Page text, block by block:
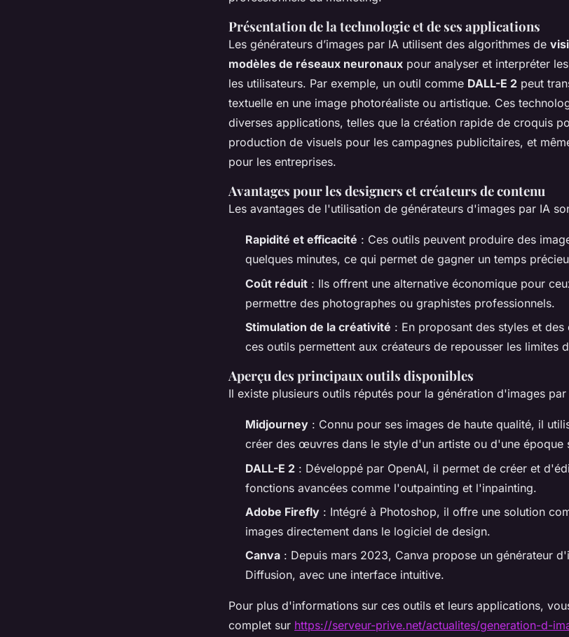
Présentation de la technologie et de ses applications
Les générateurs d’images par IA utilisent des algorithmes de
modèles de réseaux neuronaux pour analyser et interpréter
les utilisateurs. Par exemple, un outil comme DALL-E 2 peut
textuelle en une image photoréaliste ou artistique. Ces
diverses applications, telles que la création rapide de croquis
production de visuels pour les campagnes publicitaires, et
pour les entreprises.
Avantages pour les designers et créateurs de contenu
Les avantages de l'utilisation de générateurs d'images par IA
Rapidité et efficacité : Ces outils peuvent produire des
quelques minutes, ce qui permet de gagner un temps
Coût réduit : Ils offrent une alternative économique pour
permettre des photographes ou graphistes professionnels.
Stimulation de la créativité : En proposant des styles et
ces outils permettent aux créateurs de repousser les limites
Aperçu des principaux outils disponibles
Il existe plusieurs outils réputés pour la génération d'images par
Midjourney : Connu pour ses images de haute qualité, il
créer des œuvres dans le style d'un artiste ou d'une époque
DALL-E 2 : Développé par OpenAI, il permet de créer et
fonctions avancées comme l'outpainting et l'inpainting.
Adobe Firefly : Intégré à Photoshop, il offre une solution
images directement dans le logiciel de design.
Canva : Depuis mars 2023, Canva propose un générateur
Diffusion, avec une interface intuitive.
Pour plus d'informations sur ces outils et leurs applications,
complet sur https://serveur-prive.net/actualites/generation-d-